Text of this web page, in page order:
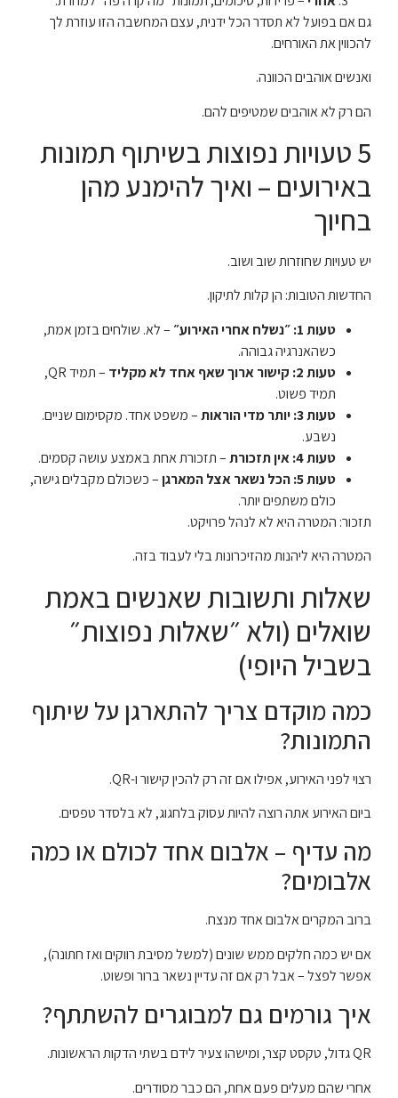
גם אם בפועל לא תסדר הכל ידנית, עצם המחשבה הזו עוזרת לך
להכווין את האורחים.
ואנשים אוהבים הכוונה.
הם רק לא אוהבים שמטיפים להם.
5 טעויות נפוצות בשיתוף תמונות
באירועים – ואיך להימנע מהן
בחיוך
יש טעויות שחוזרות שוב ושוב.
החדשות הטובות: הן קלות לתיקון.
טעות 1: ״נשלח אחרי האירוע״
– לא. שולחים בזמן אמת,
כשהאנרגיה גבוהה.
טעות 2: קישור ארוך שאף אחד לא מקליד
– תמיד QR,
תמיד פשוט.
טעות 3: יותר מדי הוראות
– משפט אחד. מקסימום שניים.
נשבע.
טעות 4: אין תזכורת
– תזכורת אחת באמצע עושה קסמים.
טעות 5: הכל נשאר אצל המארגן
– כשכולם מקבלים גישה,
כולם משתפים יותר.
תזכור: המטרה היא לא לנהל פרויקט.
המטרה היא ליהנות מהזיכרונות בלי לעבוד בזה.
שאלות ותשובות שאנשים באמת
שואלים (ולא ״שאלות נפוצות״
בשביל היופי)
כמה מוקדם צריך להתארגן על שיתוף
התמונות?
רצוי לפני האירוע, אפילו אם זה רק להכין קישור ו-QR.
ביום האירוע אתה רוצה להיות עסוק בלחגוג, לא בלסדר טפסים.
מה עדיף – אלבום אחד לכולם או כמה
אלבומים?
ברוב המקרים אלבום אחד מנצח.
אם יש כמה חלקים ממש שונים (למשל מסיבת רווקים ואז חתונה),
אפשר לפצל – אבל רק אם זה עדיין נשאר ברור ופשוט.
איך גורמים גם למבוגרים להשתתף?
QR גדול, טקסט קצר, ומישהו צעיר לידם בשתי הדקות הראשונות.
אחרי שהם מעלים פעם אחת, הם כבר מסודרים.